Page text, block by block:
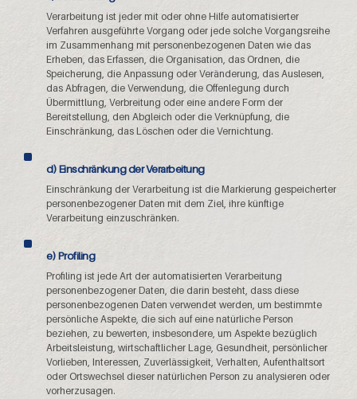
Verarbeitung ist jeder mit oder ohne Hilfe automatisierter
Verfahren ausgeführte Vorgang oder jede solche Vorgangsreihe
im Zusammenhang mit personenbezogenen Daten wie das
Erheben, das Erfassen, die Organisation, das Ordnen, die
Speicherung, die Anpassung oder Veränderung, das Auslesen,
das Abfragen, die Verwendung, die Offenlegung durch
Übermittlung, Verbreitung oder eine andere Form der
Bereitstellung, den Abgleich oder die Verknüpfung, die
Einschränkung, das Löschen oder die Vernichtung.
d) Einschränkung der Verarbeitung
Einschränkung der Verarbeitung ist die Markierung gespeicherter
personenbezogener Daten mit dem Ziel, ihre künftige
Verarbeitung einzuschränken.
e) Profiling
Profiling ist jede Art der automatisierten Verarbeitung
personenbezogener Daten, die darin besteht, dass diese
personenbezogenen Daten verwendet werden, um bestimmte
persönliche Aspekte, die sich auf eine natürliche Person
beziehen, zu bewerten, insbesondere, um Aspekte bezüglich
Arbeitsleistung, wirtschaftlicher Lage, Gesundheit, persönlicher
Vorlieben, Interessen, Zuverlässigkeit, Verhalten, Aufenthaltsort
oder Ortswechsel dieser natürlichen Person zu analysieren oder
vorherzusagen.